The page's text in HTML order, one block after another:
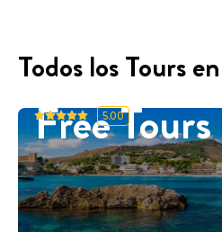
Todos los Tours
Free5.00